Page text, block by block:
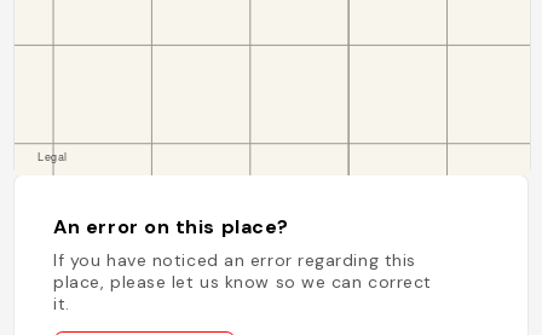
An error on this place?
If you have noticed an error regarding this
place, please let us know so we can correct
it.